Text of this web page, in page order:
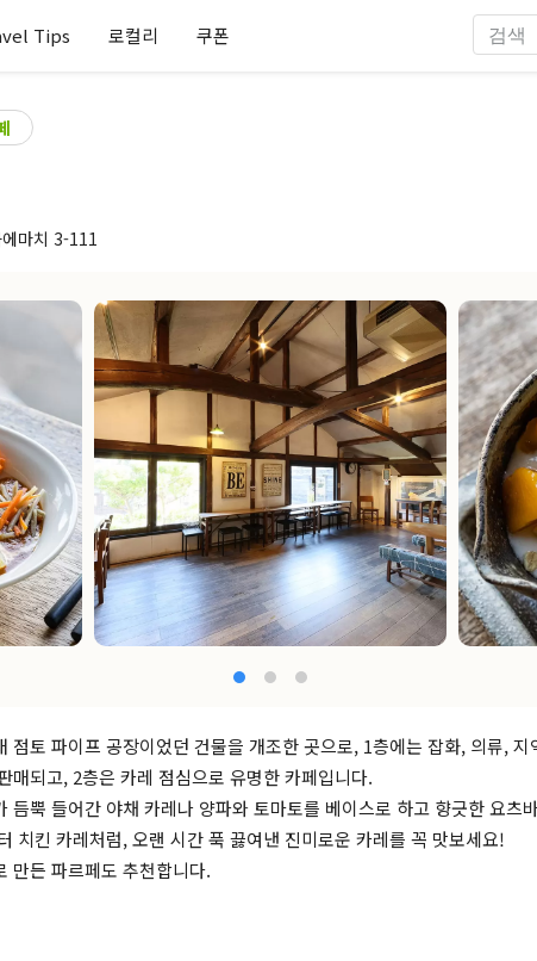
Tips 로컬리 쿠폰
마치 3-111
점토 파이프 공장이었던 건물을 개조한 곳으로, 1층에는 잡화, 의류, 지
매되고, 2층은 카레 점심으로 유명한 카페입니다.
듬뿍 들어간 야채 카레나 양파와 토마토를 베이스로 하고 향긋한 요츠
치킨 카레처럼, 오랜 시간 푹 끓여낸 진미로운 카레를 꼭 맛보세요!
만든 파르페도 추천합니다.